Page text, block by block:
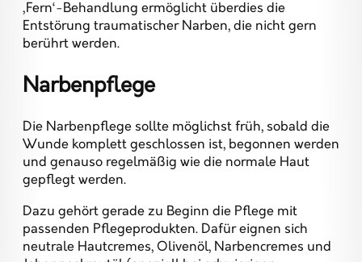
‚Fern‘-Behandlung ermöglicht überdies die
Entstörung traumatischer Narben, die nicht gern
berührt werden.
Narbenpflege
Die Narbenpflege sollte möglichst früh, sobald die
Wunde komplett geschlossen ist, begonnen werden
und genauso regelmäßig wie die normale Haut
gepflegt werden.
Dazu gehört gerade zu Beginn die Pflege mit
passenden Pflegeprodukten. Dafür eignen sich
neutrale Hautcremes, Olivenöl, Narbencremes und